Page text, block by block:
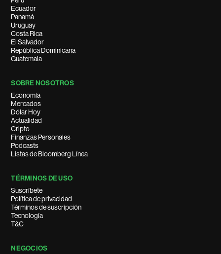
Ecuador
Panamá
Uruguay
Costa Rica
El Salvador
República Dominicana
Guatemala
SOBRE NOSOTROS
Economía
Mercados
Dólar Hoy
Actualidad
Cripto
Finanzas Personales
Podcasts
Listas de Bloomberg Línea
TÉRMINOS DE USO
Suscríbete
Política de privacidad
Términos de suscripción
Tecnología
T&C
NEGOCIOS